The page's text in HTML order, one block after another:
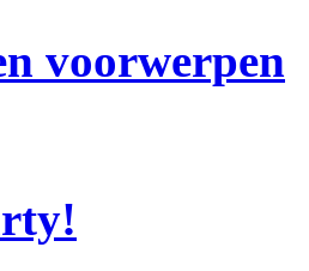
voorwerpen